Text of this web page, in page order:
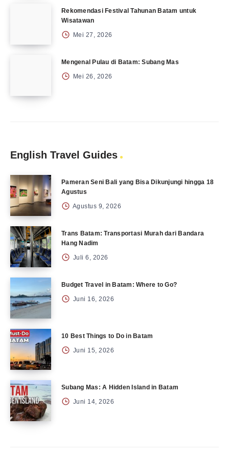
Rekomendasi Festival Tahunan Batam untuk
Wisatawan
Mei 27, 2026
Mengenal Pulau di Batam: Subang Mas
Mei 26, 2026
English Travel Guides
Pameran Seni Bali yang Bisa Dikunjungi hingga 18
Agustus
Agustus 9, 2026
Trans Batam: Transportasi Murah dari Bandara
Hang Nadim
Juli 6, 2026
Budget Travel in Batam: Where to Go?
Juni 16, 2026
10 Best Things to Do in Batam
Juni 15, 2026
Subang Mas: A Hidden Island in Batam
Juni 14, 2026